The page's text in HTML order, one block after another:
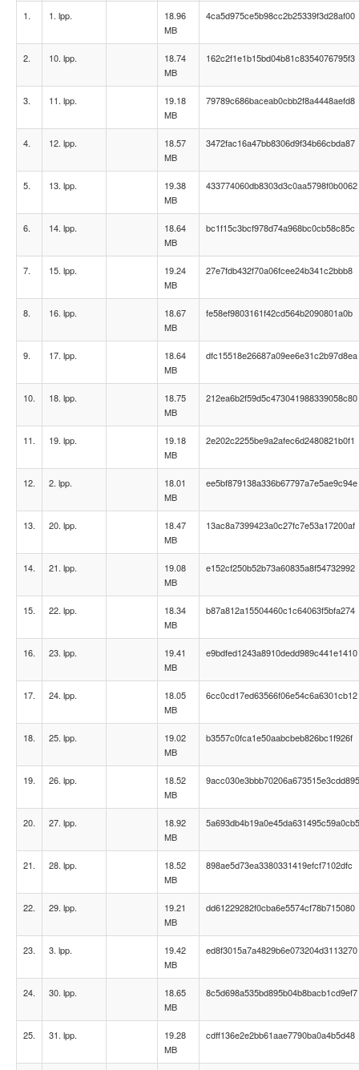
1. 1. lpp.
18.96
MB
4ca5d975ce5b98cc2b25339f3d28af00
2. 10. lpp.
18.74
MB
162c2f1e1b15bd04b81c8354076795f3
3. 11. lpp.
19.18
MB
79789c686baceab0cbb2f8a4448aefd8
4. 12. lpp.
18.57
MB
3472fac16a47bb8306d9f34b66cbda87
5. 13. lpp.
19.38
MB
433774060db8303d3c0aa5798f0b0062
6. 14. lpp.
18.64
MB
bc1f15c3bcf978d74a968bc0cb58c85c
7. 15. lpp.
19.24
MB
27e7fdb432f70a06fcee24b341c2bbb8
8. 16. lpp.
18.67
MB
fe58ef9803161f42cd564b2090801a0b
9. 17. lpp.
18.64
MB
dfc15518e26687a09ee6e31c2b97d8ea
10. 18. lpp.
18.75
MB
212ea6b2f59d5c473041988339058c80
11. 19. lpp.
19.18
MB
2e202c2255be9a2afec6d2480821b0f1
12. 2. lpp.
18.01
MB
ee5bf879138a336b67797a7e5ae9c94e
13. 20. lpp.
18.47
MB
13ac8a7399423a0c27fc7e53a17200af
14. 21. lpp.
19.08
MB
e152cf250b52b73a60835a8f54732992
15. 22. lpp.
18.34
MB
b87a812a15504460c1c64063f5bfa274
16. 23. lpp.
19.41
MB
e9bdfed1243a8910dedd989c441e1410
17. 24. lpp.
18.05
MB
6cc0cd17ed63566f06e54c6a6301cb12
18. 25. lpp.
19.02
MB
b3557c0fca1e50aabcbeb826bc1f926f
19. 26. lpp.
18.52
MB
9acc030e3bbb70206a673515e3cdd895
20. 27. lpp.
18.92
MB
5a693db4b19a0e45da631495c59a0cb5
21. 28. lpp.
18.52
MB
898ae5d73ea3380331419efcf7102dfc
22. 29. lpp.
19.21
MB
dd61229282f0cba6e5574cf78b715080
23. 3. lpp.
19.42
MB
ed8f3015a7a4829b6e073204d3113270
24. 30. lpp.
18.65
MB
8c5d698a535bd895b04b8bacb1cd9ef7
25. 31. lpp.
19.28
MB
cdff136e2e2bb61aae7790ba0a4b5d48